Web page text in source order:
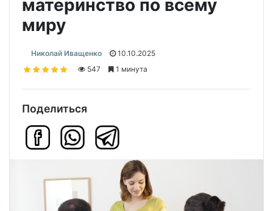
материнство по всему
миру
Николай Иващенко
10.10.2025
547
1 минута
Поделиться